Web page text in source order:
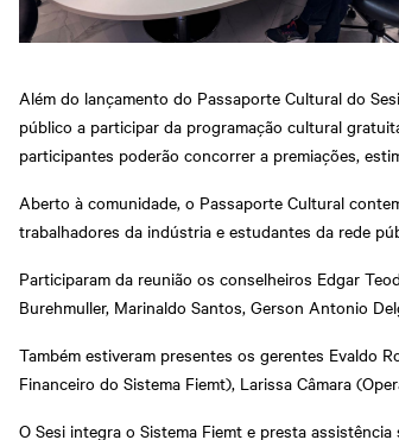
Além do lançamento do Passaporte Cultural do
público a participar da programação cultural
participantes poderão concorrer a premiações,
Aberto à comunidade, o Passaporte Cultural
trabalhadores da indústria e estudantes da rede
Participaram da reunião os conselheiros Edgar
Burehmuller, Marinaldo Santos, Gerson Antonio
Também estiveram presentes os gerentes Evaldo
Financeiro do Sistema Fiemt), Larissa Câmara
O Sesi integra o Sistema Fiemt e presta